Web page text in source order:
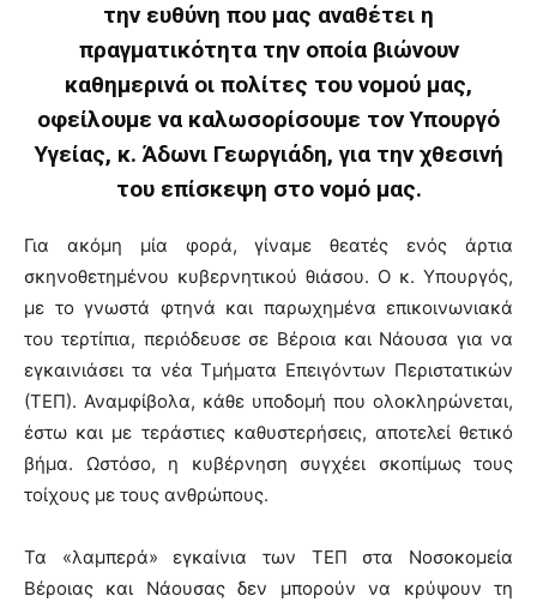
την ευθύνη που μας αναθέτει η
πραγματικότητα την οποία βιώνουν
καθημερινά οι πολίτες του νομού μας,
οφείλουμε να καλωσορίσουμε τον Υπουργό
Υγείας, κ. Άδωνι Γεωργιάδη, για την χθεσινή
του επίσκεψη στο νομό μας.
Για ακόμη μία φορά, γίναμε θεατές ενός άρτια
σκηνοθετημένου κυβερνητικού θιάσου. Ο κ. Υπουργός,
με το γνωστά φτηνά και παρωχημένα επικοινωνιακά
του τερτίπια, περιόδευσε σε Βέροια και Νάουσα για να
εγκαινιάσει τα νέα Τμήματα Επειγόντων Περιστατικών
(ΤΕΠ). Αναμφίβολα, κάθε υποδομή που ολοκληρώνεται,
έστω και με τεράστιες καθυστερήσεις, αποτελεί θετικό
βήμα. Ωστόσο, η κυβέρνηση συγχέει σκοπίμως τους
τοίχους με τους ανθρώπους.
Τα «λαμπερά» εγκαίνια των ΤΕΠ στα Νοσοκομεία
Βέροιας και Νάουσας δεν μπορούν να κρύψουν τη